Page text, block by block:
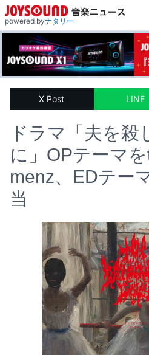
powered byナタリー
X Post LINE
ドラマ「夫を殺
に」OPテーマ
menz、EDテー
当